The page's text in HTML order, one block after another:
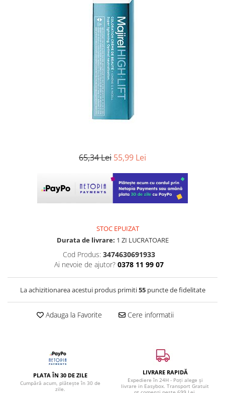
65,34 Lei 55,99 Lei
STOC EPUIZAT
Durata de livrare: 1 ZI LUCRATOARE
Cod Produs: 3474630691933
Ai nevoie de ajutor? 0378 11 99 07
La achizitionarea acestui produs primiti55puncte de fidelitate
Adauga la Favorite Cere informatii
PLATA ÎN 30 DE ZILE
Cumpără acum, plătește în 30 de
zile.
LIVRARE RAPIDĂ
Expediere în 24H - Poți alege și
livrare in Easybox. Transport Gratuit